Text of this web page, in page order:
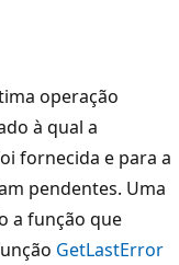
operação
à qual a
fornecida e para a
pendentes. Uma
a função que
GetLastError